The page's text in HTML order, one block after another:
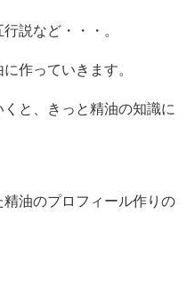
説など・・・。
作っていきます。
と、きっと精油の知識に
油のプロフィール作りの